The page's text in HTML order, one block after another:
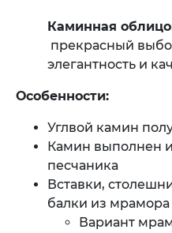
Каминная
прекрасный
элегантность и
Особенности:
Углвой камин
Камин выполнен
песчаника
Вставки,
балки из
​Вариант